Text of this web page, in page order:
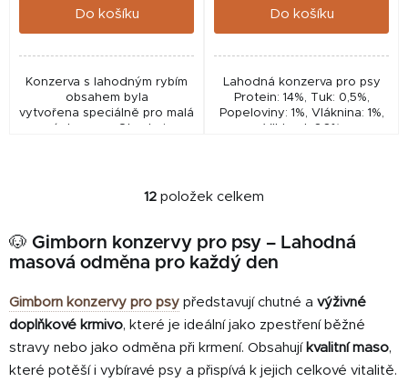
Do košíku
Konzerva s lahodným rybím
obsahem byla
vytvořena speciálně pro malá
psí plemena. Obsahuje
Do košíku
Lahodná konzerva pro psy
Protein: 14%, Tuk: 0,5%,
Popeloviny: 1%, Vláknina: 1%,
Vlhkost: 86%
O
l
á
a
c
í
p
12 položek celkem
🐶 Gimborn konzervy pro psy – Lahodná
masová odměna pro každý den
Gimborn konzervy pro psy představují chutné a výživné
doplňkové krmivo, které je ideální jako zpestření běžné
stravy nebo jako odměna při krmení. Obsahují kvalitní maso,
které potěší i vybíravé psy a přispívá k jejich celkové vitalitě.